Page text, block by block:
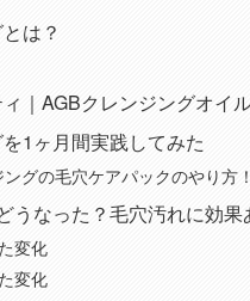
は？
｜AGBクレンジングオイ
1ヶ月間実践してみた
グの毛穴ケアパックのやり方！
うなった？毛穴汚れに効果
変化
変化